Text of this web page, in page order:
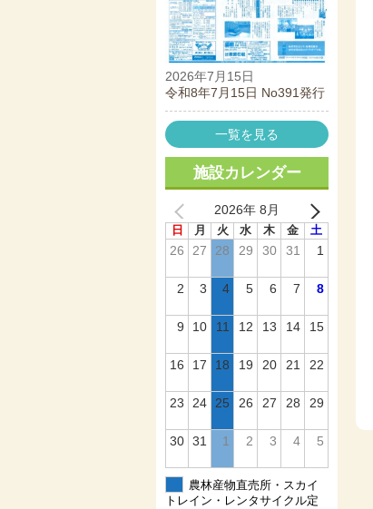
2026年7月15日
令和8年7月15日 No391発行
一覧を見る
施設カレンダー
2026年 8月
日 月 火 水 木 金 土
26 27 28 29 30 31 1
2 3 4 5 6 7 8
9 10 11 12 13 14 15
16 17 18 19 20 21 22
23 24 25 26 27 28 29
30 31 1 2 3 4 5
農林産物直売所・スカイ
トレイン・レンタサイクル定